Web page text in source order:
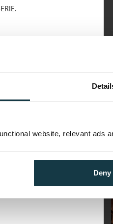
website, relevant ads
Deny